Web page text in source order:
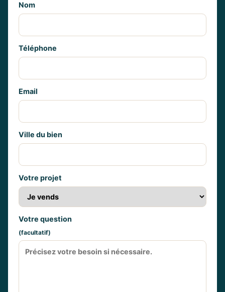
Nom
Téléphone
Email
Ville du bien
Votre projet
Votre question
(facultatif)